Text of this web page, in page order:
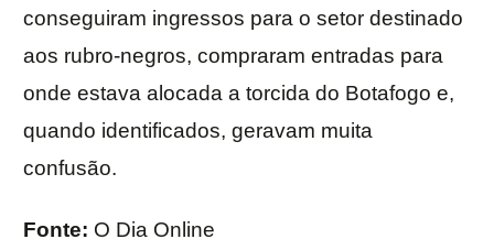
conseguiram ingressos para o setor destinado
aos rubro-negros, compraram entradas para
onde estava alocada a torcida do Botafogo e,
quando identificados, geravam muita
confusão.
Fonte: O Dia Online